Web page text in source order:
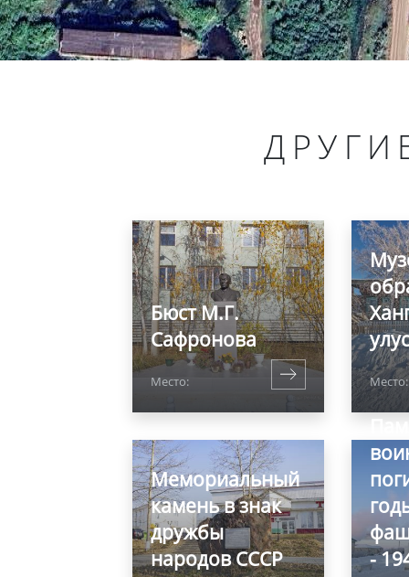
Бюст М.Г.
Сафронова
Место:
Мемориальный
камень в знак
дружбы
народов СССР
-